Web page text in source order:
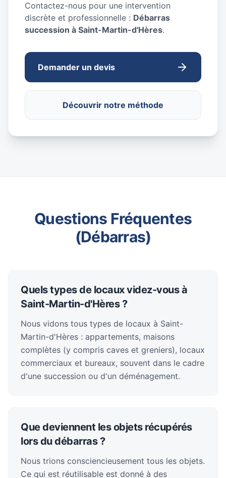
Contactez-nous pour une intervention
discrète et professionnelle : Débarras
succession à Saint-Martin-d'Hères.
Demander un devis
Découvrir notre méthode
Questions Fréquentes
(Débarras)
Quels types de locaux videz-vous à
Saint-Martin-d'Hères ?
Nous vidons tous types de locaux à Saint-
Martin-d'Hères : appartements, maisons
complètes (y compris caves et greniers), locaux
commerciaux et bureaux, souvent dans le cadre
d'une succession ou d'un déménagement.
Que deviennent les objets récupérés
lors du débarras ?
Nous trions consciencieusement tous les objets.
Ce qui est réutilisable est donné à des